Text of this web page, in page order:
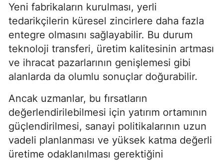
Yeni fabrikaların kurulması, yerli
tedarikçilerin küresel zincirlere daha fazla
entegre olmasını sağlayabilir. Bu durum
teknoloji transferi, üretim kalitesinin artması
ve ihracat pazarlarının genişlemesi gibi
alanlarda da olumlu sonuçlar doğurabilir.
Ancak uzmanlar, bu fırsatların
değerlendirilebilmesi için yatırım ortamının
güçlendirilmesi, sanayi politikalarının uzun
vadeli planlanması ve yüksek katma değerli
üretime odaklanılması gerektiğini